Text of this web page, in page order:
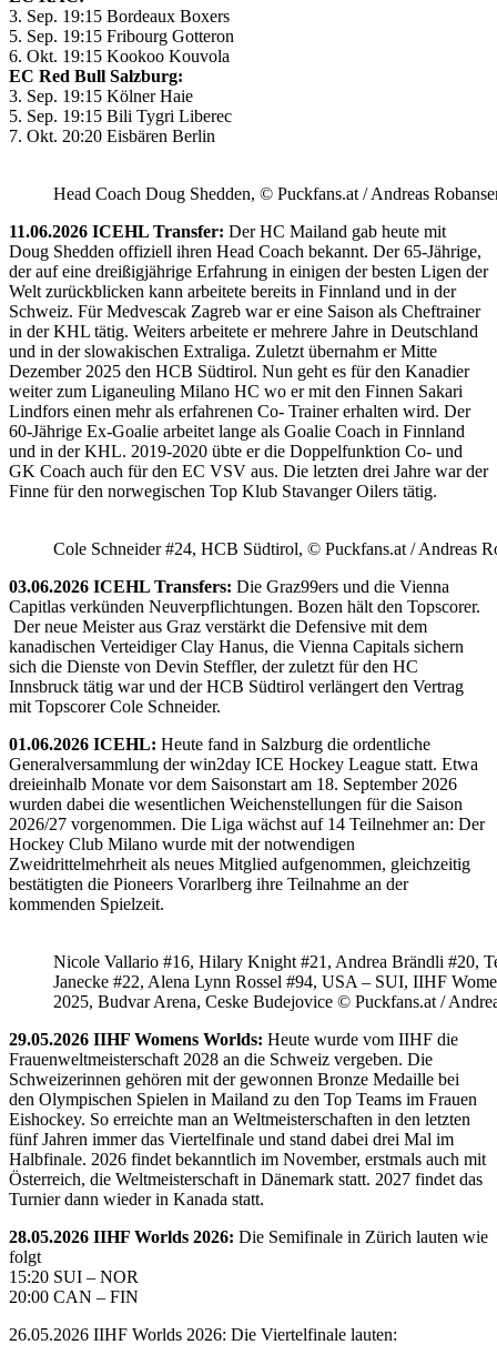
3. Sep. 19:15 Bordeaux Boxers
5. Sep. 19:15 Fribourg Gotteron
6. Okt. 19:15 Kookoo Kouvola
EC Red Bull Salzburg:
3. Sep. 19:15 Kölner Haie
5. Sep. 19:15 Bili Tygri Liberec
7. Okt. 20:20 Eisbären Berlin
Head Coach Doug Shedden, © Puckfans.at / Andreas
11.06.2026 ICEHL Transfer: Der HC Mailand gab heute mit
Doug Shedden offiziell ihren Head Coach bekannt. Der 65-Jährige,
der auf eine dreißigjährige Erfahrung in einigen der besten Ligen der
Welt zurückblicken kann arbeitete bereits in Finnland und in der
Schweiz. Für Medvescak Zagreb war er eine Saison als Cheftrainer
in der KHL tätig. Weiters arbeitete er mehrere Jahre in Deutschland
und in der slowakischen Extraliga. Zuletzt übernahm er Mitte
Dezember 2025 den HCB Südtirol. Nun geht es für den Kanadier
weiter zum Liganeuling Milano HC wo er mit den Finnen Sakari
Lindfors einen mehr als erfahrenen Co- Trainer erhalten wird. Der
60-Jährige Ex-Goalie arbeitet lange als Goalie Coach in Finnland
und in der KHL. 2019-2020 übte er die Doppelfunktion Co- und
GK Coach auch für den EC VSV aus. Die letzten drei Jahre war der
Finne für den norwegischen Top Klub Stavanger Oilers tätig.
Cole Schneider #24, HCB Südtirol, © Puckfans.at / Andreas
03.06.2026 ICEHL Transfers: Die Graz99ers und die Vienna
Capitlas verkünden Neuverpflichtungen. Bozen hält den Topscorer.
Der neue Meister aus Graz verstärkt die Defensive mit dem
kanadischen Verteidiger Clay Hanus, die Vienna Capitals sichern
sich die Dienste von Devin Steffler, der zuletzt für den HC
Innsbruck tätig war und der HCB Südtirol verlängert den Vertrag
mit Topscorer Cole Schneider.
01.06.2026 ICEHL: Heute fand in Salzburg die ordentliche
Generalversammlung der win2day ICE Hockey League statt. Etwa
dreieinhalb Monate vor dem Saisonstart am 18. September 2026
wurden dabei die wesentlichen Weichenstellungen für die Saison
2026/27 vorgenommen. Die Liga wächst auf 14 Teilnehmer an: Der
Hockey Club Milano wurde mit der notwendigen
Zweidrittelmehrheit als neues Mitglied aufgenommen, gleichzeitig
bestätigten die Pioneers Vorarlberg ihre Teilnahme an der
kommenden Spielzeit.
Nicole Vallario #16, Hilary Knight #21, Andrea Brändli #20,
Janecke #22, Alena Lynn Rossel #94, USA – SUI, IIHF
2025, Budvar Arena, Ceske Budejovice © Puckfans.at /
29.05.2026 IIHF Womens Worlds: Heute wurde vom IIHF die
Frauenweltmeisterschaft 2028 an die Schweiz vergeben. Die
Schweizerinnen gehören mit der gewonnen Bronze Medaille bei
den Olympischen Spielen in Mailand zu den Top Teams im Frauen
Eishockey. So erreichte man an Weltmeisterschaften in den letzten
fünf Jahren immer das Viertelfinale und stand dabei drei Mal im
Halbfinale. 2026 findet bekanntlich im November, erstmals auch mit
Österreich, die Weltmeisterschaft in Dänemark statt. 2027 findet das
Turnier dann wieder in Kanada statt.
28.05.2026 IIHF Worlds 2026: Die Semifinale in Zürich lauten wie
folgt
15:20 SUI – NOR
20:00 CAN – FIN
26.05.2026 IIHF Worlds 2026: Die Viertelfinale lauten: